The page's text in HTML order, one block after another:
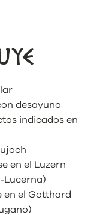
desayuno
indicados en
en el Luzern
Lucerna)
en el Gotthard